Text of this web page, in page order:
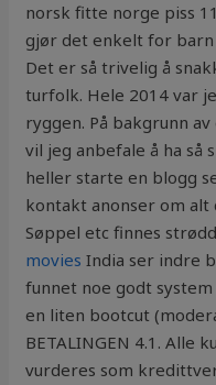
norsk fitte norge piss
gjør det enkelt for
Det er så trivelig å
turfolk. Hele 2014 var
ryggen. På bakgrunn
vil jeg anbefale å ha så
heller starte en blogg
kontakt anonser om alt
Søppel etc finnes
movies India ser indre
funnet noe godt
en liten bootcut
BETALINGEN 4.1. Alle
vurderes som